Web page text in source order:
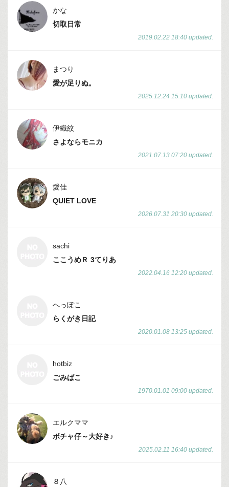
かな
切取日常
2019.02.22 18:40 updated.
まつり
愛が足りぬ。
2025.12.24 15:10 updated.
伊織紋
さよならモニカ
2021.07.13 07:20 updated.
愛佳
QUIET LOVE
2026.07.31 20:30 updated.
sachi
ここうめＲ 3てりあ
2022.04.16 12:20 updated.
へっぽこ
らくがき日記
2020.01.08 13:25 updated.
hotbiz
ごみばこ
1970.01.01 09:00 updated.
エルクママ
ボチャ仔～大好き♪
2025.02.11 16:40 updated.
８八